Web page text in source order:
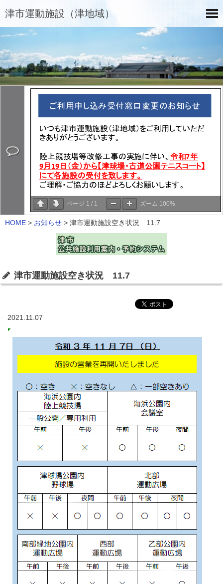
津市運動施設（津地域）
ページ 1 / 1 ズーム 100%
HOME > お知らせ > 津市運動施設空き状況 11.7
津市運動施設空き状況 11.7
2021.11.07